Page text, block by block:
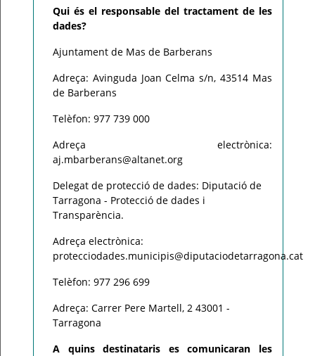
Qui és el responsable del tractament de les
dades?
Ajuntament de Mas de Barberans
Adreça: Avinguda Joan Celma s/n, 43514 Mas
de Barberans
Telèfon: 977 739 000
Adreça electrònica:
aj.mbarberans@altanet.org
Delegat de protecció de dades: Diputació de
Tarragona - Protecció de dades i
Transparència.
Adreça electrònica:
protecciodades.municipis@diputaciodetarragona.cat
Telèfon: 977 296 699
Adreça: Carrer Pere Martell, 2 43001 -
Tarragona
A quins destinataris es comunicaran les